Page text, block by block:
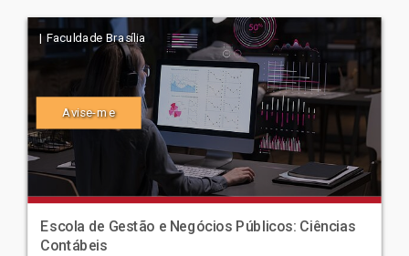
| Faculdade Brasília
Avise-me
Escola de Gestão e Negócios Públicos: Ciências
Contábeis